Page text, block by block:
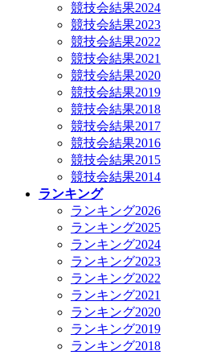
競技会結果2024
競技会結果2023
競技会結果2022
競技会結果2021
競技会結果2020
競技会結果2019
競技会結果2018
競技会結果2017
競技会結果2016
競技会結果2015
競技会結果2014
ランキング
ランキング2026
ランキング2025
ランキング2024
ランキング2023
ランキング2022
ランキング2021
ランキング2020
ランキング2019
ランキング2018